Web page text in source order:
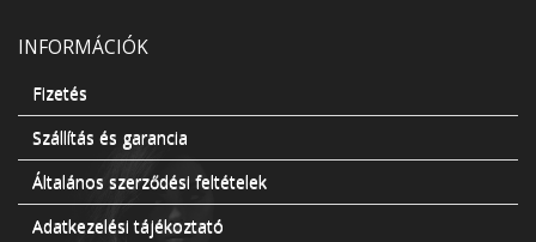
INFORMÁCIÓK
Fizetés
Szállítás és garancia
Általános szerződési feltételek
Adatkezelési tájékoztató